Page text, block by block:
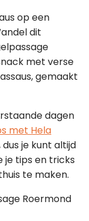
op een
dit
met verse
gemaakt
dagen
met Hela
je kunt altijd
je tips en tricks
te maken.
Roermond